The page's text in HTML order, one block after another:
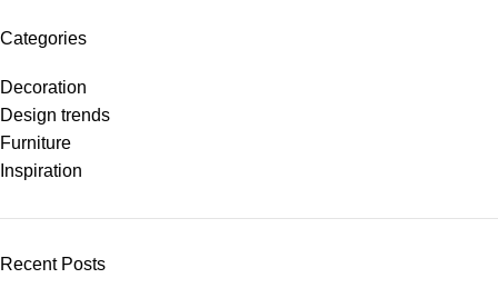
Categories
Decoration
Design trends
Furniture
Inspiration
Recent Posts